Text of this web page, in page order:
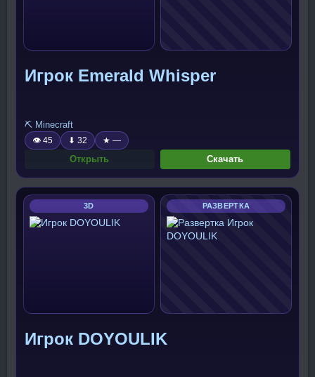
Игрок Emerald Whisper
⛏️ Minecraft
👁 45 ⬇ 32 ★ —
Открыть Скачать
3D РАЗВЕРТКА
Игрок DOYOULIK